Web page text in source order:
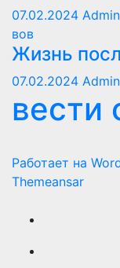
07.02.2024
вов
Жизнь
07.02.2024
вести
Работает на
Themeansar